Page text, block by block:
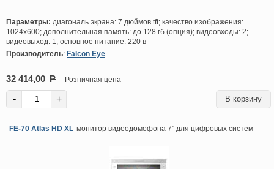
Параметры: диагональ экрана: 7 дюймов tft; качество изображения:
1024х600; дополнительная память: до 128 гб (опция); видеовходы: 2;
видеовыход: 1; основное питание: 220 в
Производитель: Falcon Eye
32 414,00 P Розничная цена
- +
FE-70 Atlas HD XL монитор видеодомофона 7″ для цифровых систем